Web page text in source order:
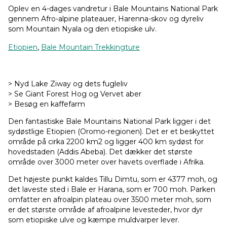
Oplev en 4-dages vandretur i Bale Mountains National Park
gennem Afro-alpine plateauer, Harenna-skov og dyreliv
som Mountain Nyala og den etiopiske ulv.
Etiopien, Bale Mountain Trekkingture
> Nyd Lake Ziway og dets fugleliv
> Se Giant Forest Hog og Vervet aber
> Besøg en kaffefarm
Den fantastiske Bale Mountains National Park ligger i det
sydøstlige Etiopien (Oromo-regionen). Det er et beskyttet
område på cirka 2200 km2 og ligger 400 km sydøst for
hovedstaden (Addis Abeba). Det dækker det største
område over 3000 meter over havets overflade i Afrika.
Det højeste punkt kaldes Tillu Dimtu, som er 4377 moh, og
det laveste sted i Bale er Harana, som er 700 moh. Parken
omfatter en afroalpin plateau over 3500 meter moh, som
er det største område af afroalpine levesteder, hvor dyr
som etiopiske ulve og kæmpe muldvarper lever.